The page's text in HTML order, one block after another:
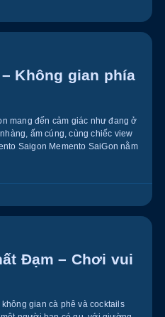
Không gian phía
mang đến cảm giác như đang ở
ấm cúng, cùng chiếc view
Saigon Memento SaiGon nằm
Đạm – Chơi vui
gian cà phê và cocktails